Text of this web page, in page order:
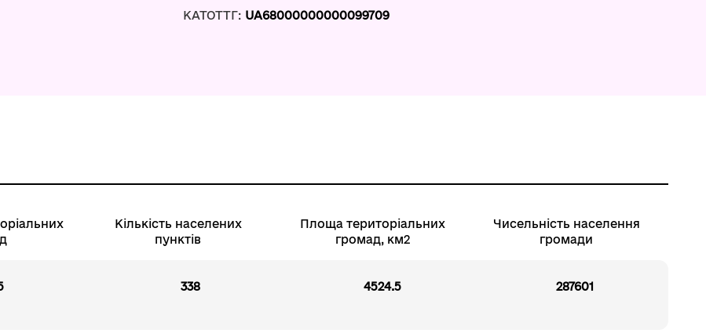
КАТОТТГ: UA68000000000099709
Кількість населених
пунктів
Площа територіальних
громад, км2
Чисельність населення
громади
338 4524.5 287601